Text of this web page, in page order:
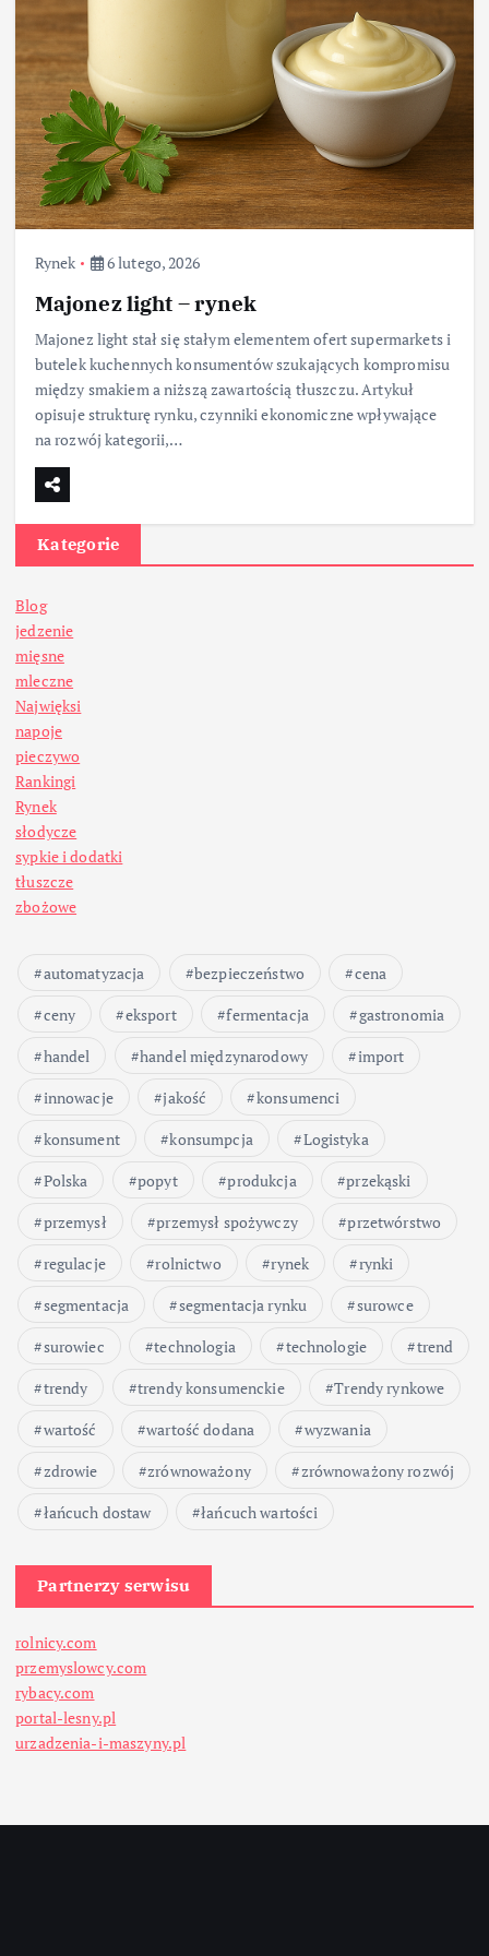
Rynek 6 lutego, 2026
Majonez light – rynek
Majonez light stał się stałym elementem ofert supermarkets i
butelek kuchennych konsumentów szukających kompromisu
między smakiem a niższą zawartością tłuszczu. Artykuł
opisuje strukturę rynku, czynniki ekonomiczne wpływające
na rozwój kategorii,…
Kategorie
Blog
jedzenie
mięsne
mleczne
Najwięksi
napoje
pieczywo
Rankingi
Rynek
słodycze
sypkie i dodatki
tłuszcze
zbożowe
automatyzacja bezpieczeństwo
cena
ceny
eksport fermentacja
gastronomia
handel
handel międzynarodowy
import
innowacje
jakość
konsumenci
konsument
konsumpcja
Logistyka
Polska
popyt produkcja
przekąski
przemysł
przemysł spożywczy
przetwórstwo
regulacje
rolnictwo rynek
rynki
segmentacja
segmentacja rynku
surowce
surowiec
technologia technologie
trend
trendy
trendy konsumenckie
Trendy rynkowe
wartość
wartość dodana
wyzwania
zdrowie
zrównoważony
zrównoważony rozwój
łańcuch dostaw
łańcuch wartości
Partnerzy serwisu
rolnicy.com
przemyslowcy.com
rybacy.com
portal-lesny.pl
urzadzenia-i-maszyny.pl